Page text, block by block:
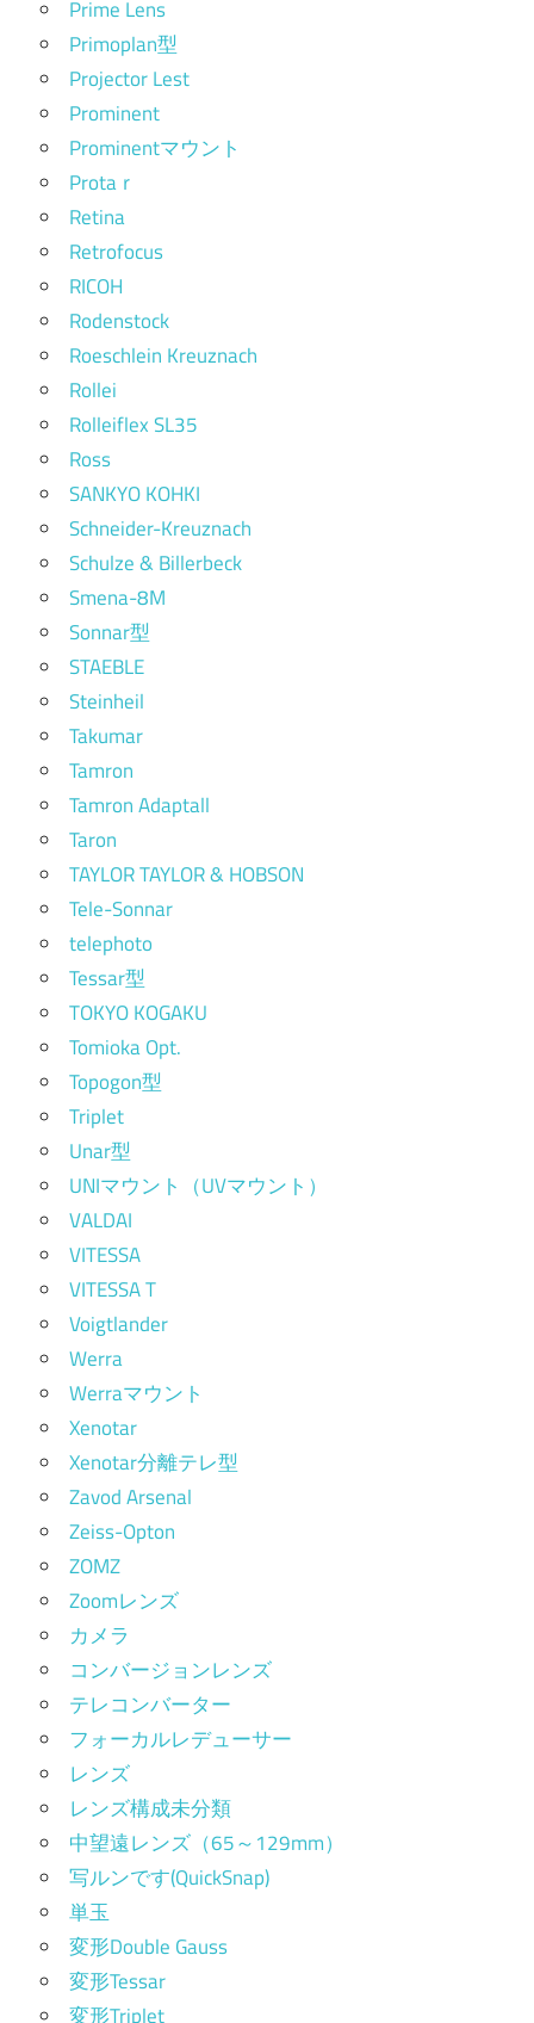
Prime Lens
Primoplan型
Projector Lest
Prominent
Prominentマウント
Protaｒ
Retina
Retrofocus
RICOH
Rodenstock
Roeschlein Kreuznach
Rollei
Rolleiflex SL35
Ross
SANKYO KOHKI
Schneider-Kreuznach
Schulze & Billerbeck
Smena-8M
Sonnar型
STAEBLE
Steinheil
Takumar
Tamron
Tamron Adaptall
Taron
TAYLOR TAYLOR & HOBSON
Tele-Sonnar
telephoto
Tessar型
TOKYO KOGAKU
Tomioka Opt.
Topogon型
Triplet
Unar型
UNIマウント（UVマウント）
VALDAI
VITESSA
VITESSA T
Voigtlander
Werra
Werraマウント
Xenotar
Xenotar分離テレ型
Zavod Arsenal
Zeiss-Opton
ZOMZ
Zoomレンズ
カメラ
コンバージョンレンズ
テレコンバーター
フォーカルレデューサー
レンズ
レンズ構成未分類
中望遠レンズ（65～129mm）
写ルンです(QuickSnap)
単玉
変形Double Gauss
変形Tessar
変形Triplet